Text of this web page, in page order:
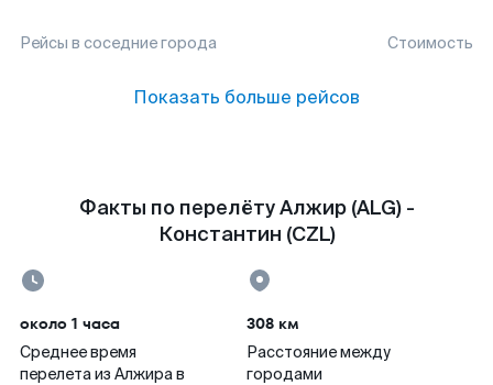
Рейсы в соседние города Стоимость
Показать больше рейсов
Факты по перелёту Алжир (ALG) -
Константин (CZL)
около 1 часа
Среднее время
перелета из Алжира в
308 км
Расстояние между
городами